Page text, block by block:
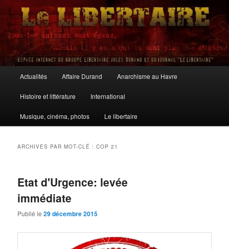
Aller
contenu
principal
Aller
contenu
secondaire
Le Libertaire
principal
Actualités Affaire Durand Anarchisme au Havre
Histoire et littérature International
Musique, cinéma, photos Le libertaire
ARCHIVES PAR MOT-CLÉ :COP 21
Etat d'Urgence: levée
immédiate
Publié le29 décembre 2015